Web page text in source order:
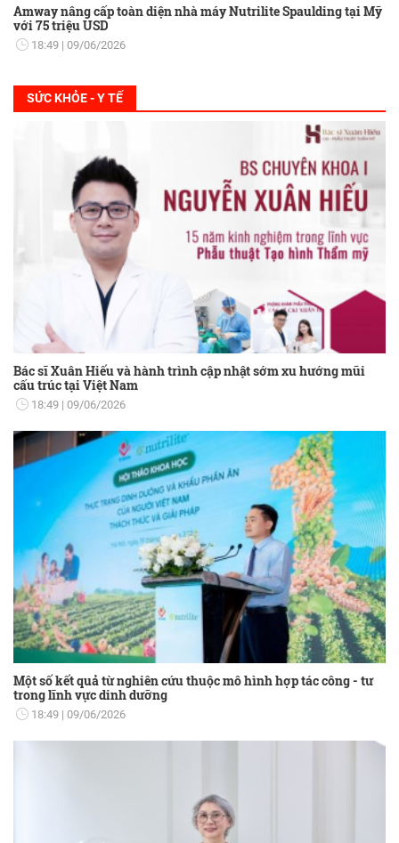
Amway nâng cấp toàn diện nhà máy Nutrilite Spaulding tại Mỹ
với 75 triệu USD
18:49 09/06/2026
SỨC KHỎE - Y TẾ
Bác sĩ Xuân Hiếu và hành trình cập nhật sớm xu hướng mũi
cấu trúc tại Việt Nam
18:49 09/06/2026
Một số kết quả từ nghiên cứu thuộc mô hình hợp tác công - tư
trong lĩnh vực dinh dưỡng
18:49 09/06/2026